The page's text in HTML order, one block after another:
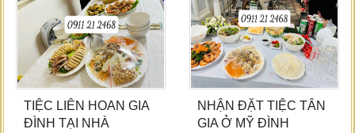
TIỆC LIÊN HOAN GIA
ĐÌNH TẠI NHÀ
NHẬN ĐẶT TIỆC TÂN
GIA Ở MỸ ĐÌNH